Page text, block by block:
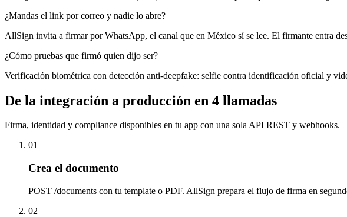
¿Mandas el link por correo y nadie lo abre?
AllSign invita a firmar por WhatsApp, el canal que en México sí se lee. El firmante entra
¿Cómo pruebas que firmó quien dijo ser?
Verificación biométrica con detección anti-deepfake: selfie contra identificación oficial y
De la integración a producción en 4 llamadas
Firma, identidad y compliance disponibles en tu app con una sola API REST y webhooks.
01
Crea el documento
POST /documents con tu template o PDF. AllSign prepara el flujo de firma en
02